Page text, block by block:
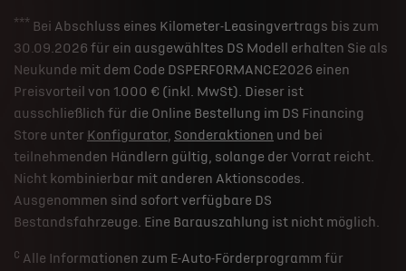
*** Bei Abschluss eines Kilometer-Leasingvertrags bis zum
30.09.2026 für ein ausgewähltes DS Modell erhalten Sie als
Neukunde mit dem Code DSPERFORMANCE2026 einen
Preisvorteil von 1.000 € (inkl. MwSt). Dieser ist
ausschließlich für die Online Bestellung im DS Financing
Store unter Konfigurator, Sonderaktionen und bei
teilnehmenden Händlern gültig, solange der Vorrat reicht.
Nicht kombinierbar mit anderen Aktionscodes.
Ausgenommen sind sofort verfügbare DS
Bestandsfahrzeuge. Eine Barauszahlung ist nicht möglich.
c Alle Informationen zum E-Auto-Förderprogramm für